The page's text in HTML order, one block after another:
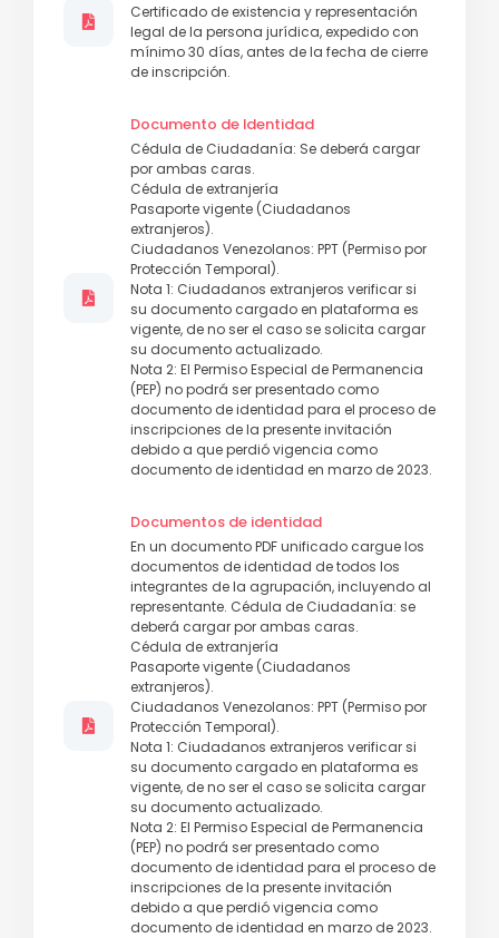
Certificado de existencia y representación
legal de la persona jurídica, expedido con
mínimo 30 días, antes de la fecha de cierre
de inscripción.
Documento de Identidad
Cédula de Ciudadanía: Se deberá cargar
por ambas caras.
Cédula de extranjería
Pasaporte vigente (Ciudadanos
extranjeros).
Ciudadanos Venezolanos: PPT (Permiso por
Protección Temporal).
Nota 1: Ciudadanos extranjeros verificar si
su documento cargado en plataforma es
vigente, de no ser el caso se solicita cargar
su documento actualizado.
Nota 2: El Permiso Especial de Permanencia
(PEP) no podrá ser presentado como
documento de identidad para el proceso de
inscripciones de la presente invitación
debido a que perdió vigencia como
documento de identidad en marzo de 2023.
Documentos de identidad
En un documento PDF unificado cargue los
documentos de identidad de todos los
integrantes de la agrupación, incluyendo al
representante. Cédula de Ciudadanía: se
deberá cargar por ambas caras.
Cédula de extranjería
Pasaporte vigente (Ciudadanos
extranjeros).
Ciudadanos Venezolanos: PPT (Permiso por
Protección Temporal).
Nota 1: Ciudadanos extranjeros verificar si
su documento cargado en plataforma es
vigente, de no ser el caso se solicita cargar
su documento actualizado.
Nota 2: El Permiso Especial de Permanencia
(PEP) no podrá ser presentado como
documento de identidad para el proceso de
inscripciones de la presente invitación
debido a que perdió vigencia como
documento de identidad en marzo de 2023.